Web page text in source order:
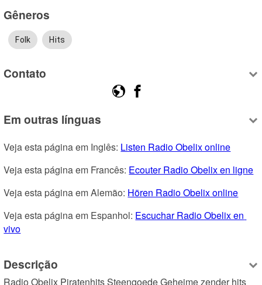
Gêneros
Folk Hits
Contato
Em outras línguas
Veja esta página em Inglês: Listen Radio Obelix online
Veja esta página em Francês: Ecouter Radio Obelix en ligne
Veja esta página em Alemão: Hören Radio Obelix online
Veja esta página em Espanhol: Escuchar Radio Obelix en
vivo
Descrição
Radio Obelix Piratenhits Steengoede Geheime zender hits